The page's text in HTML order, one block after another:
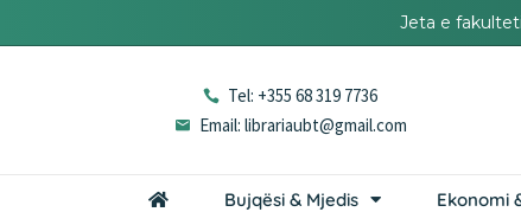
Jeta e
Tel: +355 68 319 7736
Email: librariaubt@gmail.com
Bujqësi & Mjedis Ekonomi